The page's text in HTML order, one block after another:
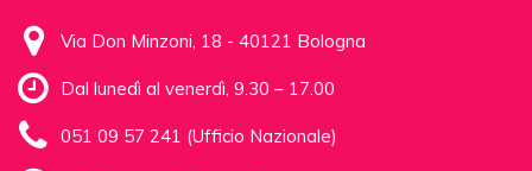
Via Don Minzoni, 18 - 40121 Bologna
Dal lunedì al venerdì, 9.30 – 17.00
051 09 57 241 (Ufficio Nazionale)